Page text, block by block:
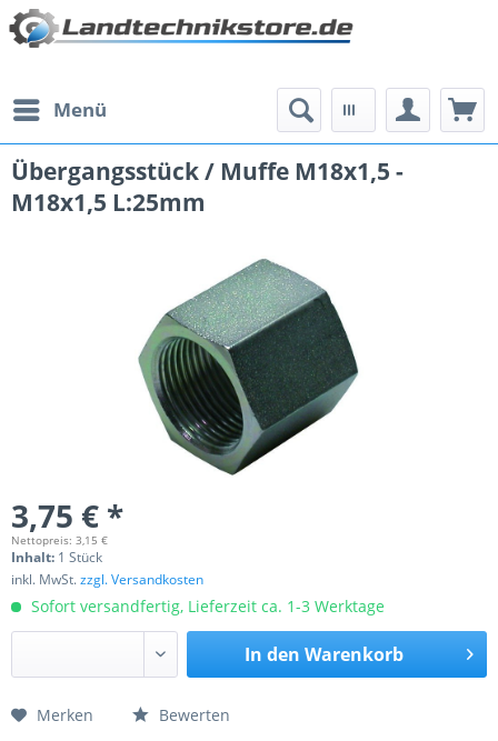
Menü
Übergangsstück / Muffe M18x1,5 -
M18x1,5 L:25mm
3,75 € *
Nettopreis: 3,15 €
Inhalt: 1 Stück
inkl. MwSt.zzgl. Versandkosten
Sofort versandfertig, Lieferzeit ca. 1-3 Werktage
In den Warenkorb
Preis anfragen
Merken Bewerten